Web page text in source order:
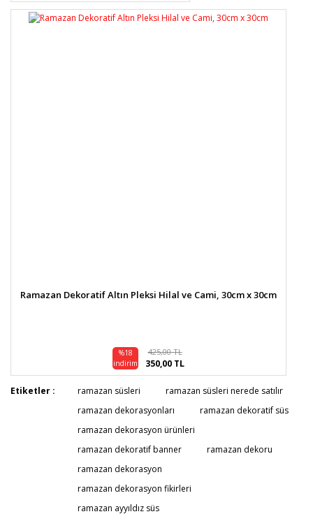
Ramazan Dekoratif Altın Pleksi Hilal ve Cami, 30cm x 30cm
%18
indirim
425,00 TL
350,00 TL
Etiketler : ramazan süsleri
ramazan süsleri nerede satılır
ramazan dekorasyonları
ramazan dekoratif süs
ramazan dekorasyon ürünleri
ramazan dekoratif banner
ramazan dekoru
ramazan dekorasyon
ramazan dekorasyon fikirleri
ramazan ayyıldız süs